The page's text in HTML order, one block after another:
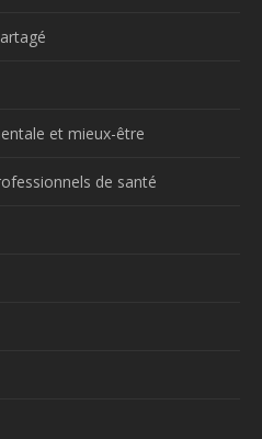
et mieux-être
de santé